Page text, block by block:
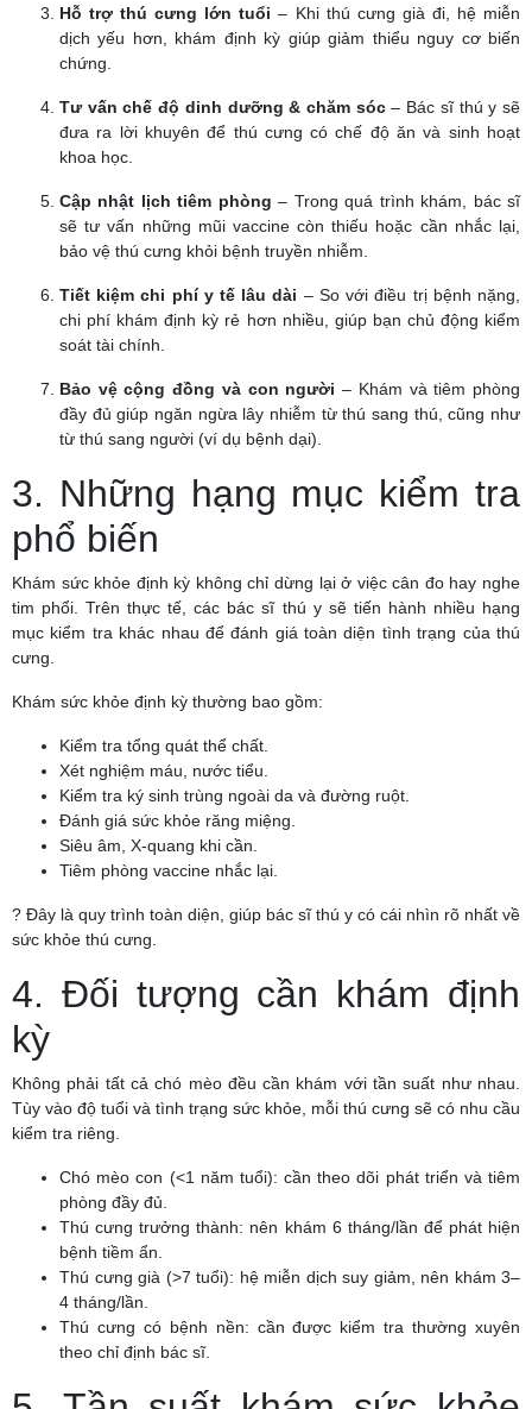
Hỗ trợ thú cưng lớn tuổi – Khi thú cưng già đi, hệ miễn
dịch yếu hơn, khám định kỳ giúp giảm thiểu nguy cơ biến
chứng.
Tư vấn chế độ dinh dưỡng & chăm sóc– Bác sĩ thú y sẽ
đưa ra lời khuyên để thú cưng có chế độ ăn và sinh hoạt
khoa học.
Cập nhật lịch tiêm phòng – Trong quá trình khám, bác sĩ
sẽ tư vấn những mũi vaccine còn thiếu hoặc cần nhắc lại,
bảo vệ thú cưng khỏi bệnh truyền nhiễm.
Tiết kiệm chi phí y tế lâu dài – So với điều trị bệnh nặng,
chi phí khám định kỳ rẻ hơn nhiều, giúp bạn chủ động kiểm
soát tài chính.
Bảo vệ cộng đồng và con người – Khám và tiêm phòng
đầy đủ giúp ngăn ngừa lây nhiễm từ thú sang thú, cũng như
từ thú sang người (ví dụ bệnh dại).
3. Những hạng mục kiểm tra
phổ biến
Khám sức khỏe định kỳ không chỉ dừng lại ở việc cân đo hay nghe
tim phổi. Trên thực tế, các bác sĩ thú y sẽ tiến hành nhiều hạng
mục kiểm tra khác nhau để đánh giá toàn diện tình trạng của thú
cưng.
Khám sức khỏe định kỳ thường bao gồm:
Kiểm tra tổng quát thể chất.
Xét nghiệm máu, nước tiểu.
Kiểm tra ký sinh trùng ngoài da và đường ruột.
Đánh giá sức khỏe răng miệng.
Siêu âm, X-quang khi cần.
Tiêm phòng vaccine nhắc lại.
? Đây là quy trình toàn diện, giúp bác sĩ thú y có cái nhìn rõ nhất về
sức khỏe thú cưng.
4. Đối tượng cần khám định
kỳ
Không phải tất cả chó mèo đều cần khám với tần suất như nhau.
Tùy vào độ tuổi và tình trạng sức khỏe, mỗi thú cưng sẽ có nhu cầu
kiểm tra riêng.
Chó mèo con (<1 năm tuổi): cần theo dõi phát triển và tiêm
phòng đầy đủ.
Thú cưng trưởng thành: nên khám 6 tháng/lần để phát hiện
bệnh tiềm ẩn.
Thú cưng già (>7 tuổi): hệ miễn dịch suy giảm, nên khám 3–
4 tháng/lần.
Thú cưng có bệnh nền: cần được kiểm tra thường xuyên
theo chỉ định bác sĩ.